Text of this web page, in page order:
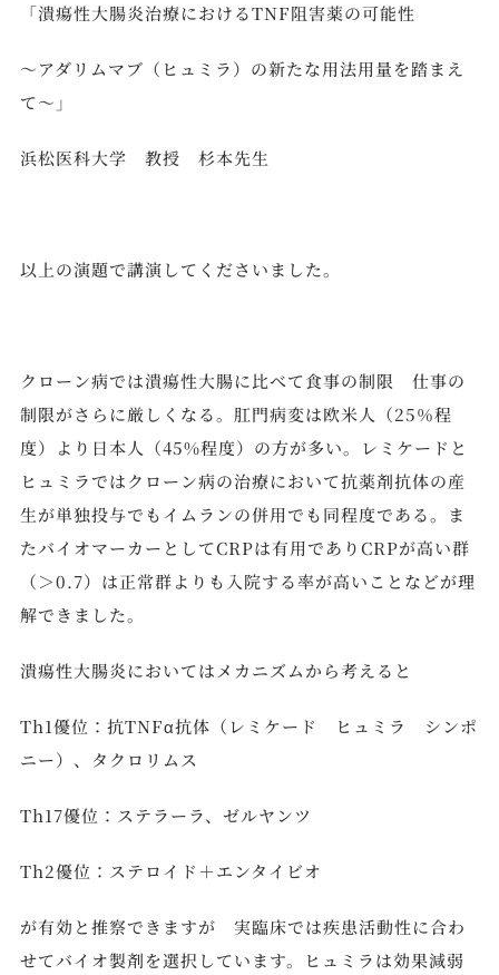
「潰瘍性大腸炎治療におけるTNF阻害薬の可能性
～アダリムマブ（ヒュミラ）の新たな用法用量を踏まえ
て～」
浜松医科大学 教授 杉本先生
以上の演題で講演してくださいました。
クローン病では潰瘍性大腸に比べて食事の制限 仕事の
制限がさらに厳しくなる。肛門病変は欧米人（25％程
度）より日本人（45%程度）の方が多い。レミケードと
ヒュミラではクローン病の治療において抗薬剤抗体の産
生が単独投与でもイムランの併用でも同程度である。ま
たバイオマーカーとしてCRPは有用でありCRPが高い群
（＞0.7）は正常群よりも入院する率が高いことなどが理
解できました。
潰瘍性大腸炎においてはメカニズムから考えると
Th1優位：抗TNFα抗体（レミケード ヒュミラ シンポ
ニー）、タクロリムス
Th17優位：ステラーラ、ゼルヤンツ
Th2優位：ステロイド＋エンタイビオ
が有効と推察できますが 実臨床では疾患活動性に合わ
せてバイオ製剤を選択しています。ヒュミラは効果減弱